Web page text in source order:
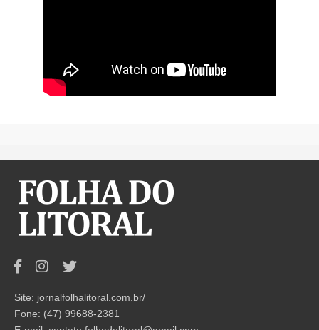
Site: jornalfolhalitoral.com.br/
Fone: (47) 99688-2381